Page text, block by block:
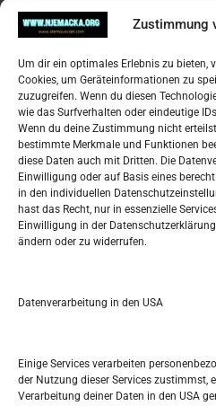
Zustimmung
Um dir ein optimales Erlebnis zu bieten,
Cookies, um Geräteinformationen zu
zuzugreifen. Wenn du diesen
wie das Surfverhalten oder eindeutige
Wenn du deine Zustimmung nicht
bestimmte Merkmale und Funktionen
diese Daten auch mit Dritten. Die
Einwilligung oder auf Basis eines
in den individuellen
hast das Recht, nur in essenzielle
Einwilligung in der
ändern oder zu widerrufen.
Datenverarbeitung in den USA
Einige Services verarbeiten
der Nutzung dieser Services zustimmst,
Verarbeitung deiner Daten in den USA
Impressum
Datenschutzerklärung
Widerufsbelehrung
Oglašavanje / Postavite svoj
Tko je “Idemo u Svijet
Pretražite stranicu:
S
e
h
M D M D